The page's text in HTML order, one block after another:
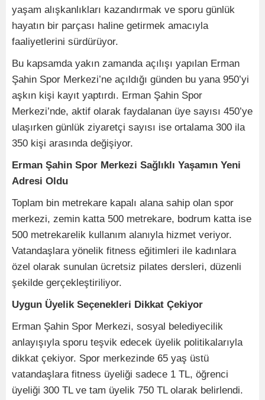
yaşam alışkanlıkları kazandırmak ve sporu günlük
hayatın bir parçası haline getirmek amacıyla
faaliyetlerini sürdürüyor.
Bu kapsamda yakın zamanda açılışı yapılan Erman
Şahin Spor Merkezi’ne açıldığı günden bu yana 950’yi
aşkın kişi kayıt yaptırdı. Erman Şahin Spor
Merkezi’nde, aktif olarak faydalanan üye sayısı 450’ye
ulaşırken günlük ziyaretçi sayısı ise ortalama 300 ila
350 kişi arasında değişiyor.
Erman Şahin Spor Merkezi Sağlıklı Yaşamın Yeni
Adresi Oldu
Toplam bin metrekare kapalı alana sahip olan spor
merkezi, zemin katta 500 metrekare, bodrum katta ise
500 metrekarelik kullanım alanıyla hizmet veriyor.
Vatandaşlara yönelik fitness eğitimleri ile kadınlara
özel olarak sunulan ücretsiz pilates dersleri, düzenli
şekilde gerçekleştiriliyor.
Uygun Üyelik Seçenekleri Dikkat Çekiyor
Erman Şahin Spor Merkezi, sosyal belediyecilik
anlayışıyla sporu teşvik edecek üyelik politikalarıyla
dikkat çekiyor. Spor merkezinde 65 yaş üstü
vatandaşlara fitness üyeliği sadece 1 TL, öğrenci
üyeliği 300 TL ve tam üyelik 750 TL olarak belirlendi.